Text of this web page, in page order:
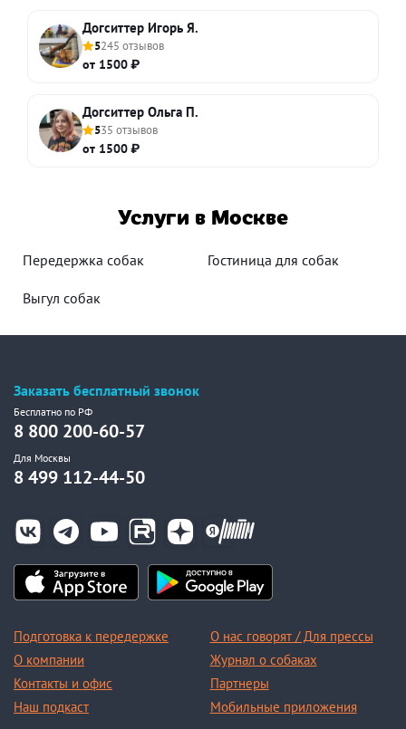
Догситтер Игорь Я.
5245 отзывов
от 1500 ₽
Догситтер Ольга П.
535 отзывов
от 1500 ₽
Услуги в Москве
Передержка собак Гостиница для собак
Выгул собак
Заказать бесплатный звонок
Бесплатно по РФ
8 800 200-60-57
Для Москвы
8 499 112-44-50
Подготовка к передержке
О компании
Контакты и офис
Наш подкаст
О нас говорят / Для прессы
Журнал о собаках
Партнеры
Мобильные приложения